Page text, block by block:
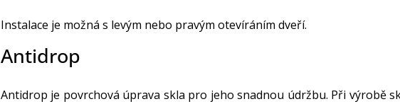
Instalace je možná s levým nebo pravým otevíráním dveří.
Antidrop
Antidrop je povrchová úprava skla pro jeho snadnou údržbu. Při výrobě